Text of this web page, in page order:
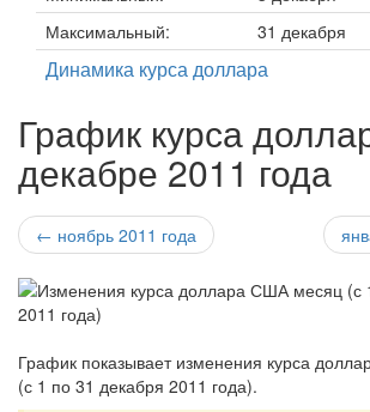
Максимальный:
31 декабря
Динамика курса доллара
График курса
декабре 2011 года
← ноябрь 2011 года
График показывает изменения курса
(с 1 по 31 декабря 2011 года).